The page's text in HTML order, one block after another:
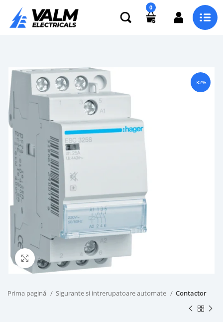
0
-32%
Click to enlarge
Prima pagină Sigurante si intrerupatoare automate Contactor